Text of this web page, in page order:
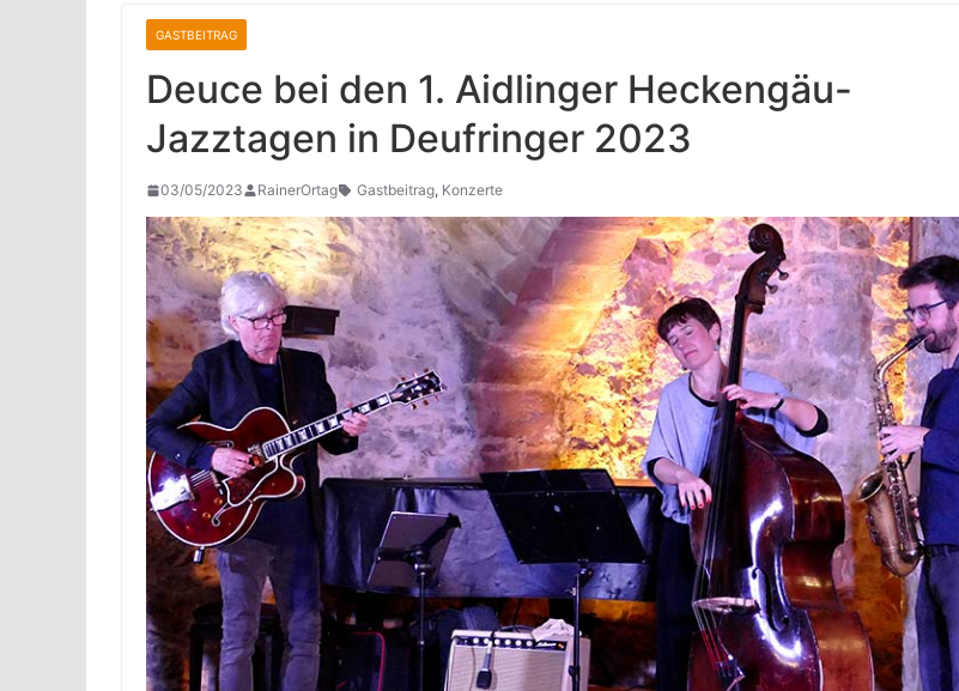
GASTBEITRAG
Deuce bei den 1. Aidlinger Heckengäu-
Jazztagen in Deufringer 2023
03/05/2023 RainerOrtag Gastbeitrag, Konzerte